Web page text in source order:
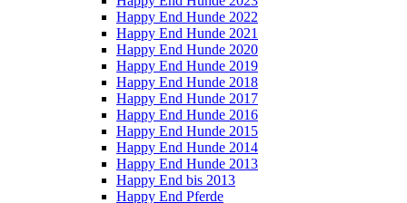
Happy End Hunde 2022
Happy End Hunde 2021
Happy End Hunde 2020
Happy End Hunde 2019
Happy End Hunde 2018
Happy End Hunde 2017
Happy End Hunde 2016
Happy End Hunde 2015
Happy End Hunde 2014
Happy End Hunde 2013
Happy End bis 2013
Happy End Pferde